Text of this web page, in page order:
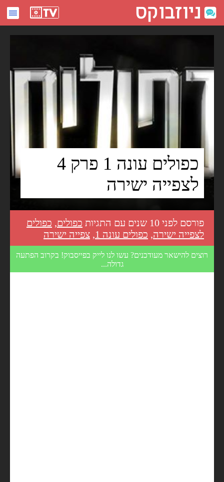
כפולים עונה 1 פרק 4 לצפייה ישירה - ניוזבוקס
כפולים עונה 1 פרק 4
לצפייה ישירה
פורסם לפני 10 שנים עם התגיות כפולים, כפולים
לצפייה ישירה, כפולים עונה 1 , צפייה ישירה
רוצים להישאר מעודכנים? עשו לנו לייק בפייסבוק! בקרוב הפתעה
גדולה...